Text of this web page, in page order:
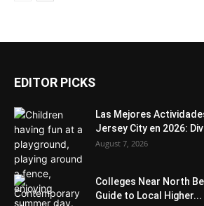
EDITOR PICKS
Las Mejores
Jersey City en 2026:
August 7, 2026
Colleges Near North
Guide to Local Higher...